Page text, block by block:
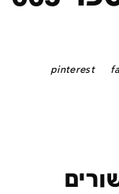
pinterest